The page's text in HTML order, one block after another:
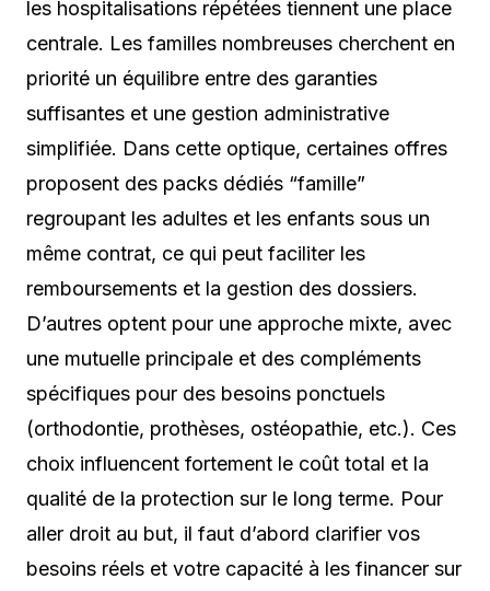
les hospitalisations répétées tiennent une place
centrale. Les familles nombreuses cherchent en
priorité un équilibre entre des garanties
suffisantes et une gestion administrative
simplifiée. Dans cette optique, certaines offres
proposent des packs dédiés “famille”
regroupant les adultes et les enfants sous un
même contrat, ce qui peut faciliter les
remboursements et la gestion des dossiers.
D’autres optent pour une approche mixte, avec
une mutuelle principale et des compléments
spécifiques pour des besoins ponctuels
(orthodontie, prothèses, ostéopathie, etc.). Ces
choix influencent fortement le coût total et la
qualité de la protection sur le long terme. Pour
aller droit au but, il faut d’abord clarifier vos
besoins réels et votre capacité à les financer sur